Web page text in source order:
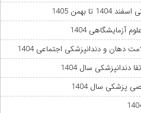
بهمن 1405
آزمایشگاهی 1404
دندانپزشکی سال 1404
پزشکی سال 1404